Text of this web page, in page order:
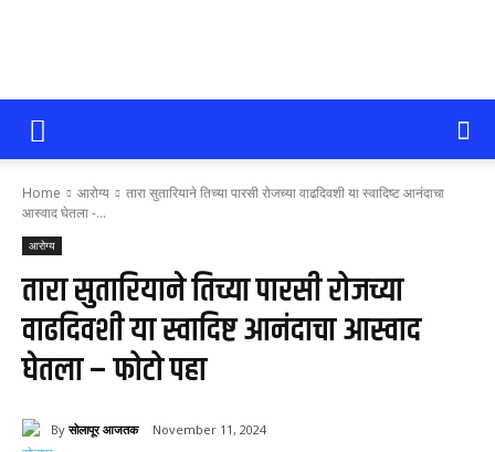
सोलापूर
आजतक
Home आरोग्य
तारा सुतारियाने तिच्या पारसी रोजच्या वाढदिवशी या स्वादिष्ट आनंदाचा
आस्वाद घेतला -...
आरोग्य
तारा सुतारियाने तिच्या पारसी रोजच्या
वाढदिवशी या स्वादिष्ट आनंदाचा आस्वाद
घेतला – फोटो पहा
By सोलापूर आजतक November 11, 2024